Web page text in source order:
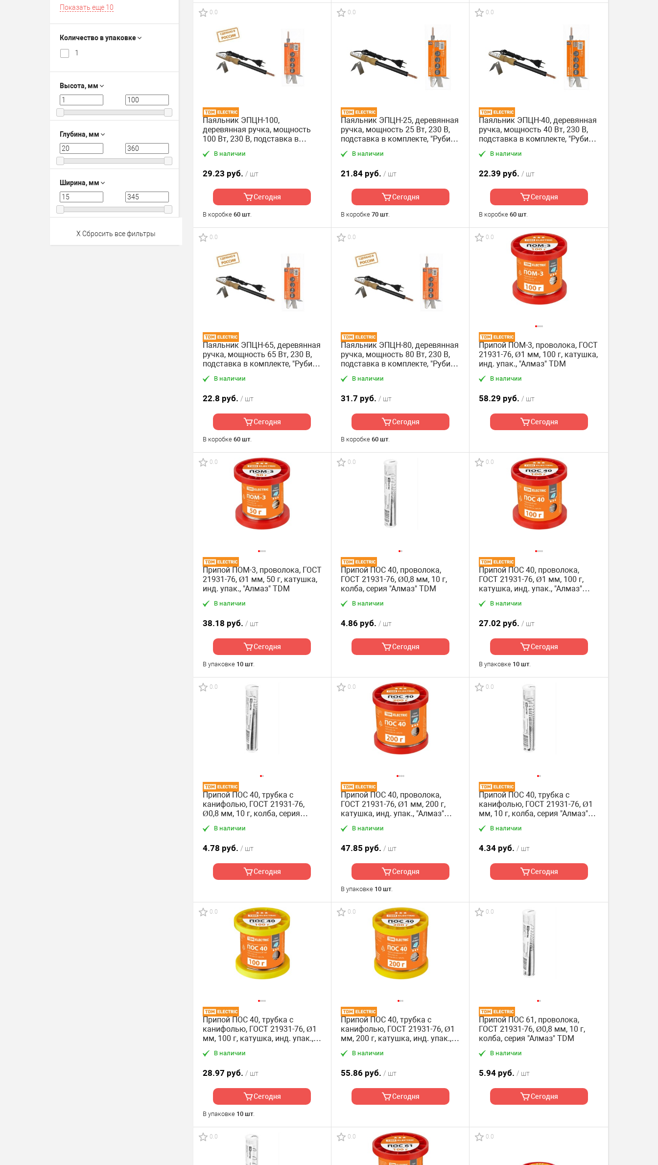
Показать еще 10
Количество в упаковке
1
Высота, мм
Глубина, мм
Ширина, мм
X Сбросить все фильтры
0.0
Паяльник ЭПЦН-100,
деревянная ручка, мощность
100 Вт, 230 В, подставка в
В наличии
29.23 руб. / шт
Сегодня
В коробке 60 шт.
0.0
Паяльник ЭПЦН-25, деревянная
ручка, мощность 25 Вт, 230 В,
подставка в комплекте, "Рубин"
В наличии
21.84 руб. / шт
Сегодня
В коробке 70 шт.
0.0
Паяльник ЭПЦН-40, деревянная
ручка, мощность 40 Вт, 230 В,
подставка в комплекте, "Рубин"
В наличии
22.39 руб. / шт
Сегодня
В коробке60 шт.
0.0
Паяльник ЭПЦН-65, деревянная
ручка, мощность 65 Вт, 230 В,
подставка в комплекте, "Рубин"
В наличии
22.8 руб. / шт
Сегодня
В коробке 60 шт.
0.0
Паяльник ЭПЦН-80, деревянная
ручка, мощность 80 Вт, 230 В,
подставка в комплекте, "Рубин"
В наличии
31.7 руб. / шт
Сегодня
В коробке 60 шт.
0.0
Припой ПОМ-3, проволока, ГОСТ
21931-76, Ø1 мм, 100 г, катушка,
инд. упак., "Алмаз" TDM
В наличии
58.29 руб. / шт
Сегодня
0.0
Припой ПОМ-3, проволока, ГОСТ
21931-76, Ø1 мм, 50 г, катушка,
инд. упак., "Алмаз" TDM
В наличии
38.18 руб. / шт
Сегодня
В упаковке 10 шт.
0.0
Припой ПОС 40, проволока,
ГОСТ 21931-76, Ø0,8 мм, 10 г,
колба, серия "Алмаз" TDM
В наличии
4.86 руб. / шт
Сегодня
0.0
Припой ПОС 40, проволока,
ГОСТ 21931-76, Ø1 мм, 100 г,
катушка, инд. упак., "Алмаз"
В наличии
27.02 руб. / шт
Сегодня
В упаковке 10 шт.
0.0
Припой ПОС 40, трубка с
канифолью, ГОСТ 21931-76,
Ø0,8 мм, 10 г, колба, серия
В наличии
4.78 руб. / шт
Сегодня
0.0
Припой ПОС 40, проволока,
ГОСТ 21931-76, Ø1 мм, 200 г,
катушка, инд. упак., "Алмаз"
В наличии
47.85 руб. / шт
Сегодня
В упаковке 10 шт.
0.0
Припой ПОС 40, трубка с
канифолью, ГОСТ 21931-76, Ø1
мм, 10 г, колба, серия "Алмаз"
В наличии
4.34 руб. / шт
Сегодня
0.0
Припой ПОС 40, трубка с
канифолью, ГОСТ 21931-76, Ø1
мм, 100 г, катушка, инд. упак.,
В наличии
28.97 руб. / шт
Сегодня
В упаковке 10 шт.
0.0
Припой ПОС 40, трубка с
канифолью, ГОСТ 21931-76, Ø1
мм, 200 г, катушка, инд. упак.,
В наличии
55.86 руб. / шт
Сегодня
0.0
Припой ПОС 61, проволока,
ГОСТ 21931-76, Ø0,8 мм, 10 г,
колба, серия "Алмаз" TDM
В наличии
5.94 руб. / шт
Сегодня
0.0 0.0 0.0